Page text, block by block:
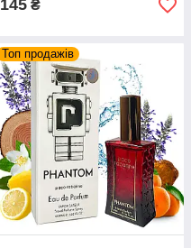
145 ₴
Топ продажів